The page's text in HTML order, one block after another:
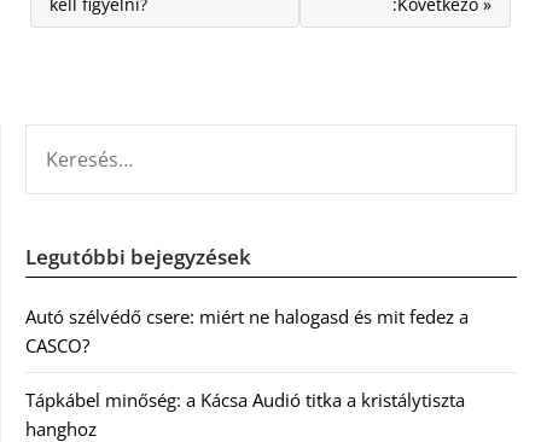
Legutóbbi bejegyzések
Autó szélvédő csere: miért ne halogasd és mit fedez a
CASCO?
Tápkábel minőség: a Kácsa Audió titka a kristálytiszta
hanghoz